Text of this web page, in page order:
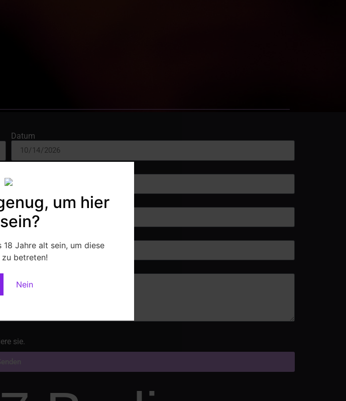
um hier
18 Jahre alt sein, um diese
zu betreten!
Nein
Datum
Massagen
sie.